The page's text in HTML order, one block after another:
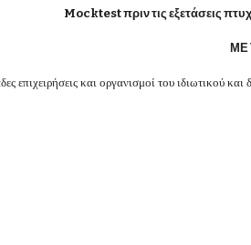
Mocktest πριν τις εξετάσεις
ΜΕ
επιχειρήσεις και οργανισμοί του ιδιωτικού